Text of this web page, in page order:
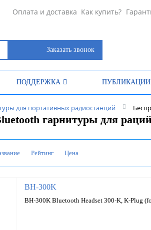
Оплата и доставка Как купить?
Заказать звонок
ПОДДЕРЖКА ПУБЛИКАЦИИ
для портативных радиостанций
гарнитуры для
Рейтинг Цена
BH-300K
BH-300K Bluetooth Headset 300-K, K-Plug